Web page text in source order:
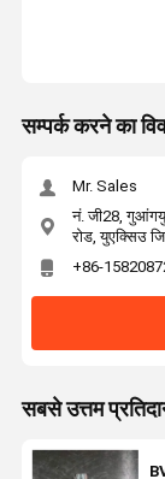
सम्पर्क करने का
Mr. Sales
नं. जी28,
रोड, युएक्सिउ
+86-
सबसे उत्तम